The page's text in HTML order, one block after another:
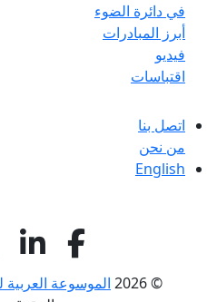
في دائرة الضوء
أبرز المبادرات
فيديو
اقتباسات
اتصل بنا
من نحن
English
© 2026 الموسوعة العربية